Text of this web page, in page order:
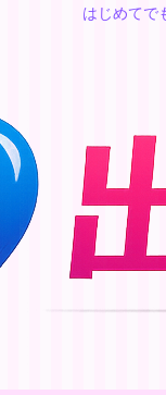
はじめてで